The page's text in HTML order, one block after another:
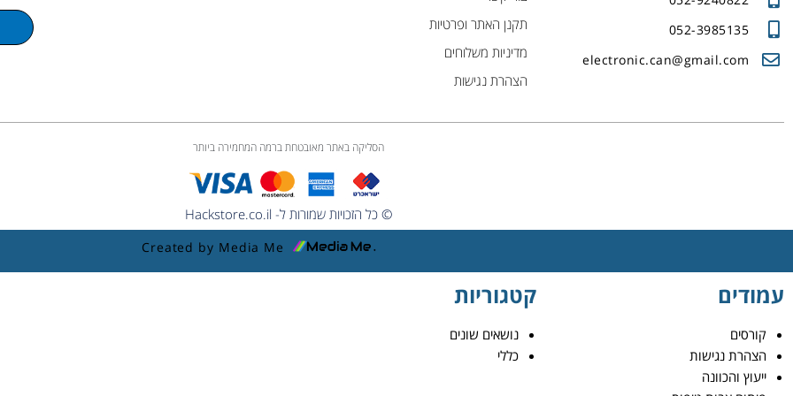
052-3985135
electronic.can@gmail.com
תקנן האתר ופרטיות
מדיניות משלוחים
הצהרת נגישות
הסליקה באתר מאובטחת ברמה המחמירה ביותר
© כל הזכויות שמורות ל- Hackstore.co.il
Created by Media Me
עמודים
קורסים
הצהרת נגישות
ייעוץ והכוונה
קטגוריות
נושאים שונים
כללי